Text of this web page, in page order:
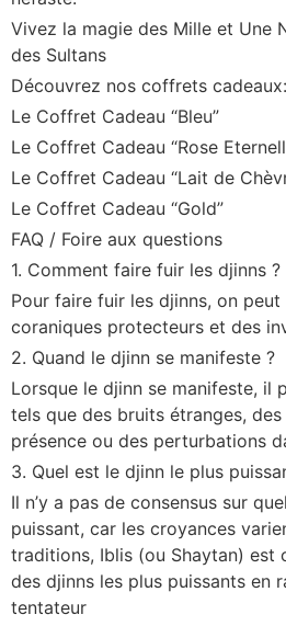
Vivez la magie des Mille et Une
des Sultans
Découvrez nos coffrets cadeaux:
Le Coffret Cadeau “Bleu”
Le Coffret Cadeau “Rose
Le Coffret Cadeau “Lait de
Le Coffret Cadeau “Gold”
FAQ / Foire aux questions
1. Comment faire fuir les djinns ?
Pour faire fuir les djinns, on
coraniques protecteurs et des
2. Quand le djinn se manifeste ?
Lorsque le djinn se manifeste, il
tels que des bruits étranges,
présence ou des perturbations
3. Quel est le djinn le plus
Il n’y a pas de consensus sur
puissant, car les croyances
traditions, Iblis (ou Shaytan) est
des djinns les plus puissants en
tentateur